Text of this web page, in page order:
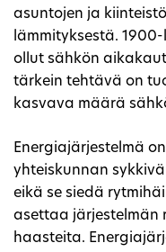
asuntojen ja
lämmityksestä.
ollut sähkön
tärkein tehtävä on
kasvava määrä
Energiajärjestelmä
yhteiskunnan
eikä se siedä
asettaa järjestelmän
haasteita.